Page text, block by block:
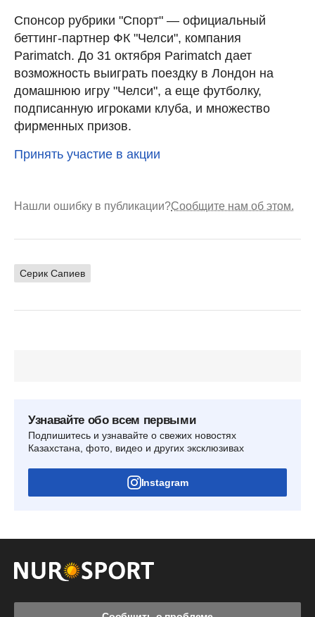
Спонсор рубрики "Спорт" — официальный
беттинг-партнер ФК "Челси", компания
Parimatch. До 31 октября Parimatch дает
возможность выиграть поездку в Лондон на
домашнюю игру "Челси", а еще футболку,
подписанную игроками клуба, и множество
фирменных призов.
Принять участие в акции
Нашли ошибку в публикации?Сообщите нам об этом.
Серик Сапиев
Узнавайте обо всем первыми
Подпишитесь и узнавайте о свежих новостях
Казахстана, фото, видео и других эксклюзивах
Instagram